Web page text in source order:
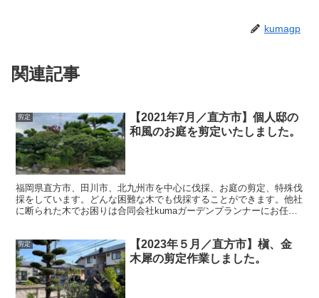
kumagp
関連記事
剪定
【2021年7月／直方市】個人邸の
和風のお庭を剪定いたしました。
福岡県直方市、田川市、北九州市を中心に伐採、お庭の剪定、特殊伐
採をしています。どんな困難な木でも伐採することができます。他社
に断られた木でお困りは合同会社kumaガーデンプランナーにお任せ
剪定
【2023年５月／直方市】槇、金
木犀の剪定作業しました。